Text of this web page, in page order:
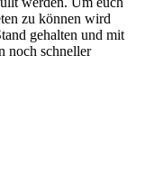
zu können wird
gehalten und mit
noch schneller